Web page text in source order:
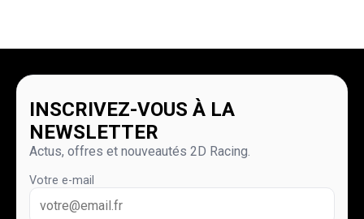
INSCRIVEZ-VOUS À LA
NEWSLETTER
Actus, offres et nouveautés 2D Racing.
Votre e-mail